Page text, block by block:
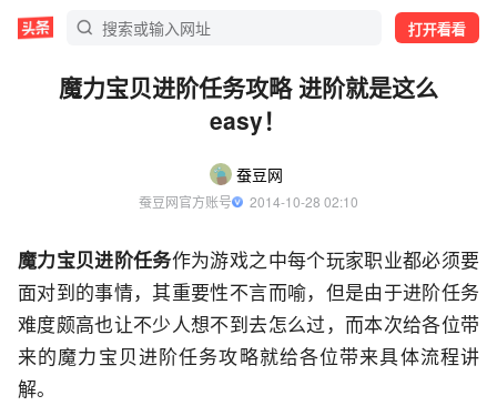
打开看看
魔力宝贝进阶任务攻略 进阶就是这么
easy！
蚕豆网
蚕豆网官方账号
  2014-10-28 02:10
魔力宝贝进阶任务作为游戏之中每个玩家职业都必须要
面对到的事情，其重要性不言而喻，但是由于进阶任务
难度颇高也让不少人想不到去怎么过，而本次给各位带
来的魔力宝贝进阶任务攻略就给各位带来具体流程讲
解。